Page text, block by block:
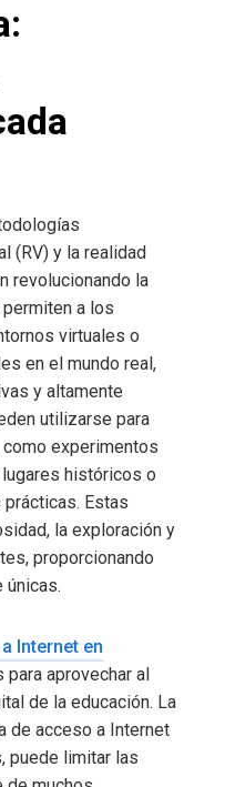
(RV) y la realidad
revolucionando la
a los
virtuales o
en el mundo real,
y altamente
utilizarse para
experimentos
históricos o
Estas
la exploración y
proporcionando
únicas.
Internet en
aprovechar al
de la educación. La
de acceso a Internet
puede limitar las